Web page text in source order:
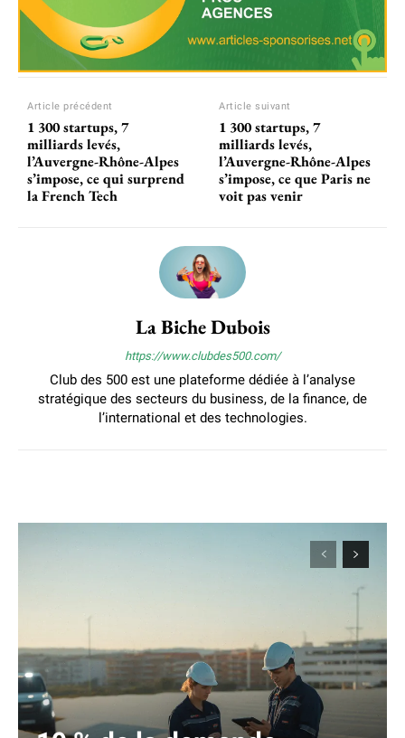
Article précédent
1 300 startups, 7
milliards levés,
l’Auvergne-Rhône-Alpes
s’impose, ce qui surprend
la French Tech
Article suivant
1 300 startups, 7
milliards levés,
l’Auvergne-Rhône-Alpes
s’impose, ce que Paris ne
voit pas venir
La Biche Dubois
https://www.clubdes500.com/
Club des 500 est une plateforme dédiée à l’analyse
stratégique des secteurs du business, de la finance, de
l’international et des technologies.